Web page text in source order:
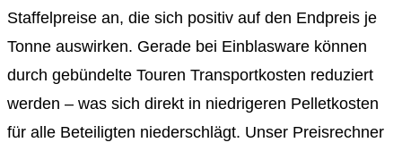
Staffelpreise an, die sich positiv auf den Endpreis je
Tonne auswirken. Gerade bei Einblasware können
durch gebündelte Touren Transportkosten reduziert
werden – was sich direkt in niedrigeren Pelletkosten
für alle Beteiligten niederschlägt. Unser Preisrechner